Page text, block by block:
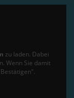
zu laden. Dabei
Wenn Sie damit